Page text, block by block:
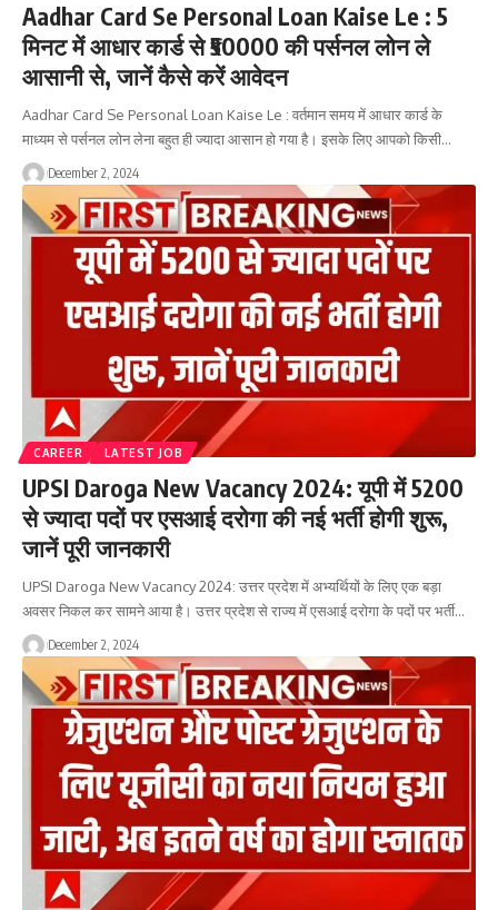
Aadhar Card Se Personal Loan Kaise Le : 5
मिनट में आधार कार्ड से ₹50000 की पर्सनल लोन ले
आसानी से, जानें कैसे करें आवेदन
Aadhar Card Se Personal Loan Kaise Le : वर्तमान समय में आधार कार्ड के
माध्यम से पर्सनल लोन लेना बहुत ही ज्यादा आसान हो गया है। इसके लिए आपको किसी…
December 2, 2024
CAREER LATEST JOB
UPSI Daroga New Vacancy 2024: यूपी में 5200
से ज्यादा पदों पर एसआई दरोगा की नई भर्ती होगी शुरू,
जानें पूरी जानकारी
UPSI Daroga New Vacancy 2024: उत्तर प्रदेश में अभ्यर्थियों के लिए एक बड़ा
अवसर निकल कर सामने आया है। उत्तर प्रदेश से राज्य में एसआई दरोगा के पदों पर भर्ती…
December 2, 2024